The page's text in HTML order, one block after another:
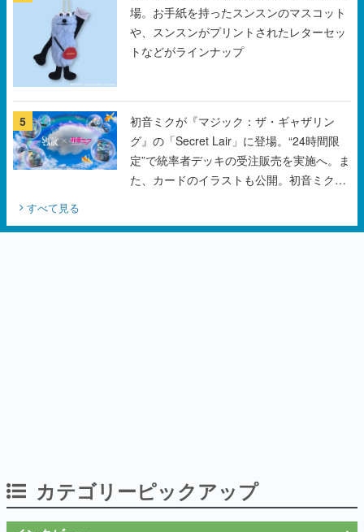
初音ミクが『マジック：ザ・ギャザリン
定”で統率者デッキの受注販売を実施へ。ま
た、カードのイラストも公開。初音ミクの
オリジナルデザイナーKEI氏をはじめ、さ
いとうなおき氏、八三氏も参加
すべて見る
作り込みのすさまじさにコラボ先も驚嘆
──『Wizardry Variants Daphne』